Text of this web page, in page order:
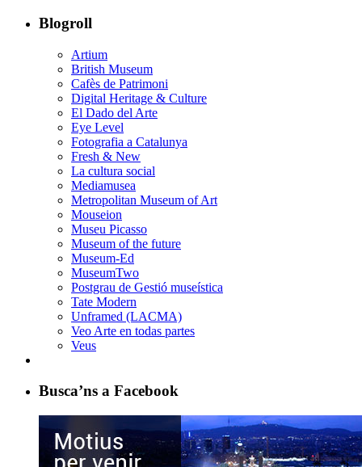
Blogroll
Artium
British Museum
Cafès de Patrimoni
Digital Heritage & Culture
El Dado del Arte
Eye Level
Fotografia a Catalunya
Fresh & New
La cultura social
Mediamusea
Metropolitan Museum of Art
Mouseion
Museu Picasso
Museum of the future
Museum-Ed
MuseumTwo
Postgrau de Gestió museística
Tate Modern
Unframed (LACMA)
Veo Arte en todas partes
Veus
Busca’ns a Facebook